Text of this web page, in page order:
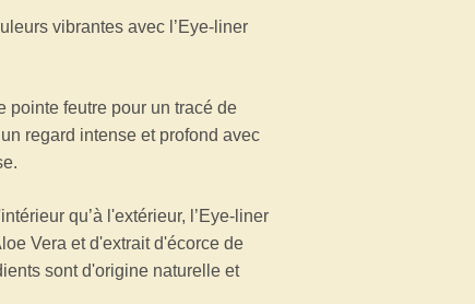
vibrantes avec l’Eye-liner
pointe feutre pour un tracé de
regard intense et profond avec
qu’à l'extérieur, l’Eye-liner
Vera et d'extrait d'écorce de
sont d'origine naturelle et